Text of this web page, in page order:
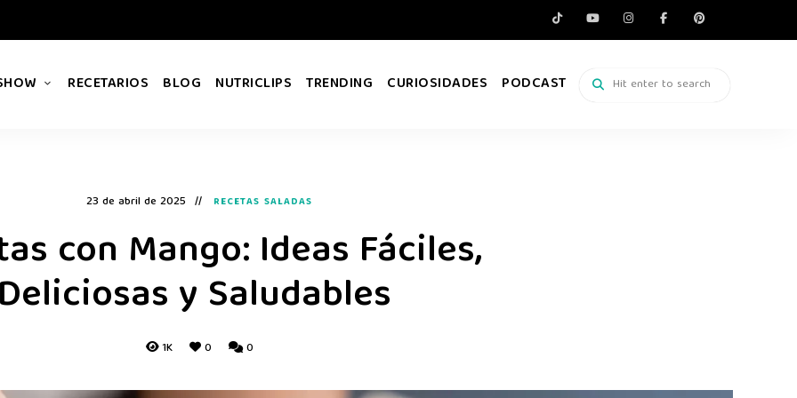
RECETARIOS BLOG NUTRICLIPS TRENDING CURIOSIDADES PODCAST
23 de abril de 2025 RECETAS SALADAS
con Mango: Ideas Fáciles,
Deliciosas y Saludables
1K 0 0